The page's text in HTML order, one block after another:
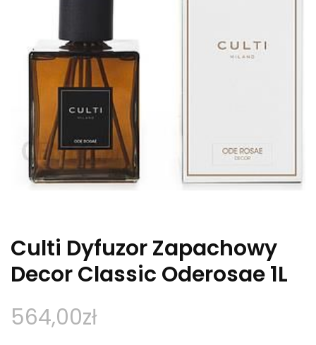
Culti Dyfuzor Zapachowy
Decor Classic Oderosae 1L
564,00zł